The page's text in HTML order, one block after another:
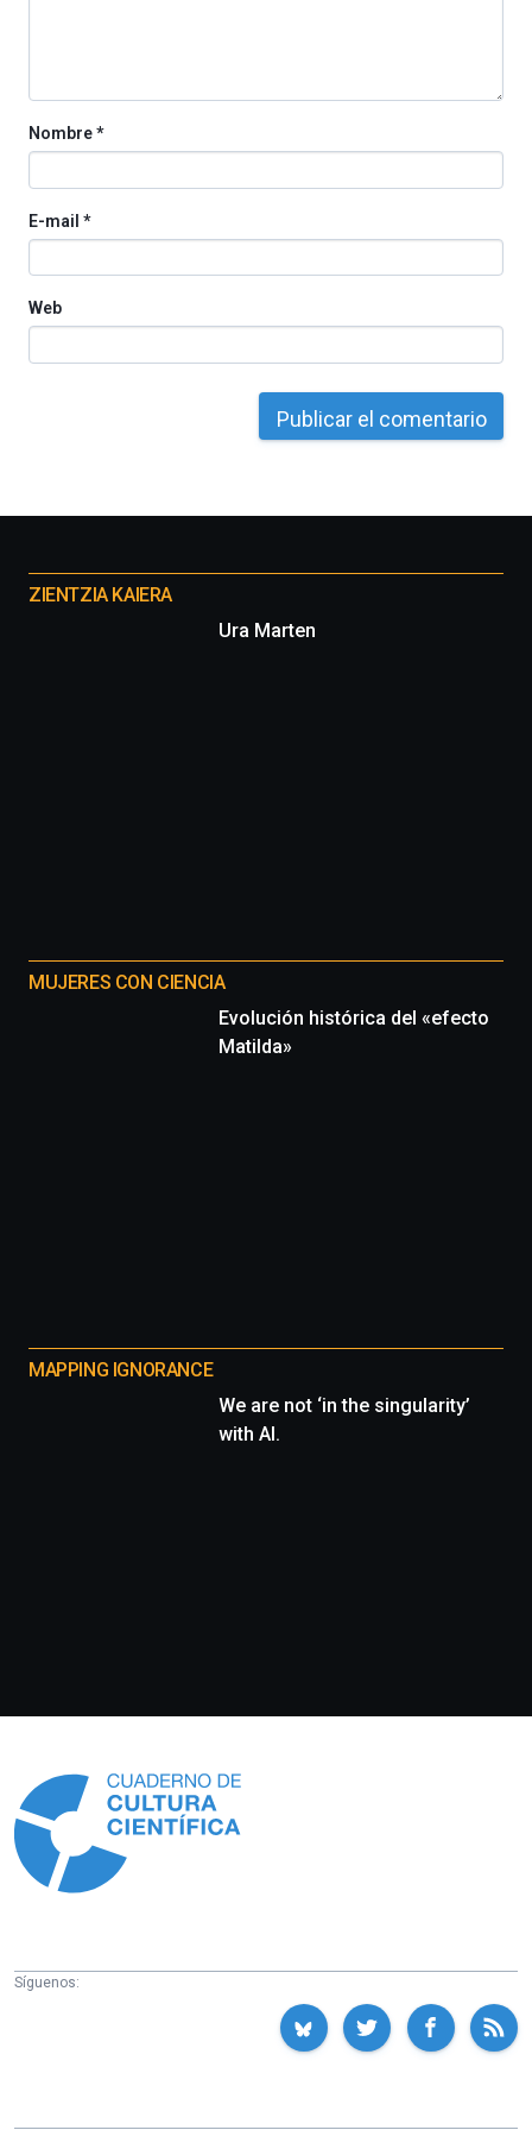
Nombre*
E-mail *
Web
proyectos
ZIENTZIA KAIERA
Ura Marten
MUJERES CON CIENCIA
Evolución histórica del «efecto
Matilda»
MAPPING IGNORANCE
We are not ‘in the singularity’
with AI.
Síguenos: